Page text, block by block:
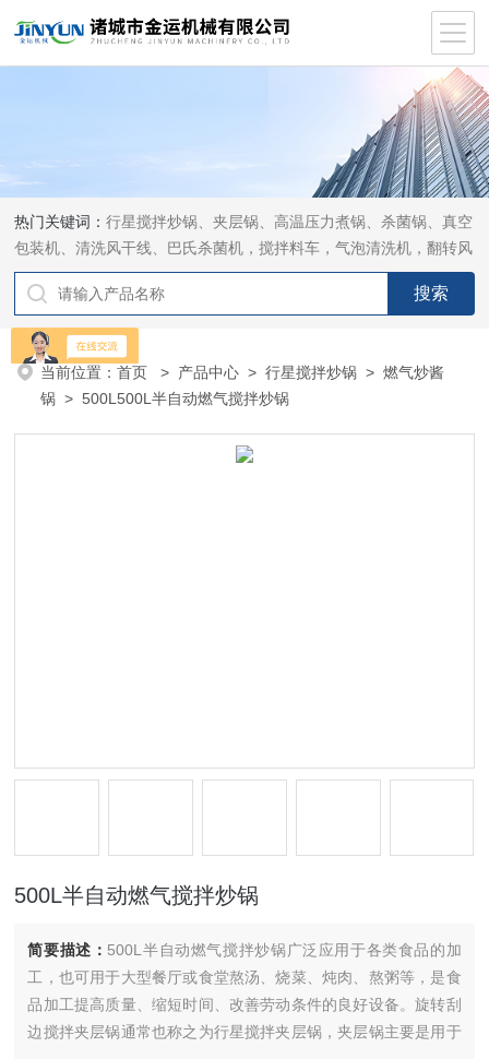
热门关键词：行星搅拌炒锅、夹层锅、高温压力煮锅、杀菌锅、真空
包装机、清洗风干线、巴氏杀菌机，搅拌料车，气泡清洗机，翻转风
干机
当前位置：首页 > 产品中心 >行星搅拌炒锅 >燃气炒酱
锅 > 500L500L半自动燃气搅拌炒锅
500L半自动燃气搅拌炒锅
简要描述： 500L半自动燃气搅拌炒锅广泛应用于各类食品的加
工，也可用于大型餐厅或食堂熬汤、烧菜、炖肉、熬粥等，是食
品加工提高质量、缩短时间、改善劳动条件的良好设备。旋转刮
边搅拌夹层锅通常也称之为行星搅拌夹层锅，夹层锅主要是用于